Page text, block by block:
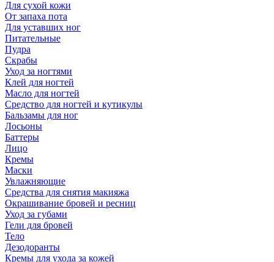
Для сухой кожи
От запаха пота
Для уставших ног
Питательные
Пудра
Скрабы
Уход за ногтями
Клей для ногтей
Масло для ногтей
Средство для ногтей и кутикулы
Бальзамы для ног
Лосьоны
Баттеры
Лицо
Кремы
Маски
Увлажняющие
Средства для снятия макияжа
Окрашивание бровей и ресниц
Уход за губами
Гели для бровей
Тело
Дезодоранты
Кремы для ухода за кожей